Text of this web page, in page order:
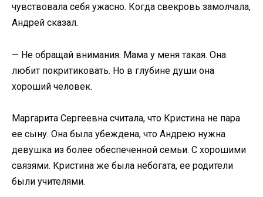
чувствовала себя ужасно. Когда свекровь замолчала,
Андрей сказал.
— Не обращай внимания. Мама у меня такая. Она
любит покритиковать. Но в глубине души она
хороший человек.
Маргарита Сергеевна считала, что Кристина не пара
ее сыну. Она была убеждена, что Андрею нужна
девушка из более обеспеченной семьи. С хорошими
связями. Кристина же была небогата, ее родители
были учителями.